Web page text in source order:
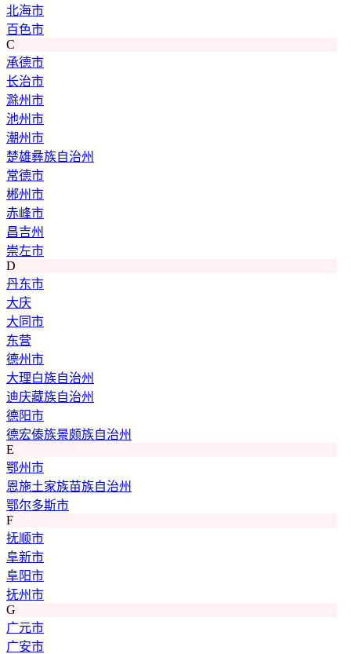
北海市
百色市
C
承德市
长治市
滁州市
池州市
潮州市
楚雄彝族自治州
常德市
郴州市
赤峰市
昌吉州
崇左市
D
丹东市
大庆
大同市
东营
德州市
大理白族自治州
迪庆藏族自治州
德阳市
德宏傣族景颇族自治州
E
鄂州市
恩施土家族苗族自治州
鄂尔多斯市
F
抚顺市
阜新市
阜阳市
抚州市
G
广元市
广安市